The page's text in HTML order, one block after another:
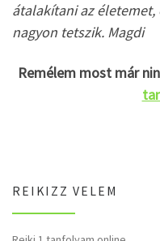
átalakítani az életemet,
nagyon tetszik. Magdi
Remélem most már
REIKIZZ VELEM